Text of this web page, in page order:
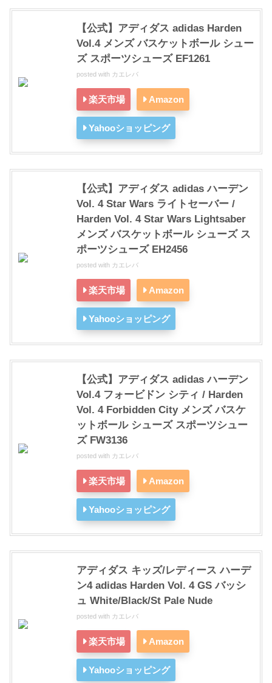
【公式】アディダス adidas Harden
Vol.4 メンズ バスケットボール シュー
ズ スポーツシューズ EF1261
posted with カエレバ
楽天市場 Amazon
Yahooショッピング
【公式】アディダス adidas ハーデン
Vol. 4 Star Wars ライトセーバー /
Harden Vol. 4 Star Wars Lightsaber
メンズ バスケットボール シューズ ス
ポーツシューズ EH2456
posted with カエレバ
楽天市場 Amazon
Yahooショッピング
【公式】アディダス adidas ハーデン
Vol.4 フォービドン シティ / Harden
Vol. 4 Forbidden City メンズ バスケ
ットボール シューズ スポーツシュー
ズ FW3136
posted with カエレバ
楽天市場 Amazon
Yahooショッピング
アディダス キッズ/レディース ハーデ
ン4 adidas Harden Vol. 4 GS バッシ
ュ White/Black/St Pale Nude
posted with カエレバ
楽天市場 Amazon
Yahooショッピング